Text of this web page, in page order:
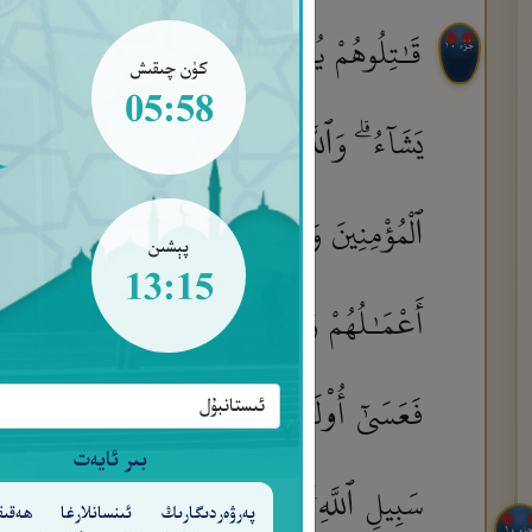
كۈن چىقىش
05:58
پېشىن
13:15
بىر ئايەت
پەرۋەردىگارىڭ ئىنسانلارغا
١٠
جُزْء ١٠ قَـٰتِلُوهُمْ يُعَذِّبْهُمُ ٱللَّهُ بِأَيْدِيكُمْ
يَشَآءُ ۗ وَٱللَّهُ عَلِيمٌ حَكِيمٌ
أَمْ
ٱلْمُؤْمِنِينَ وَلِيجَةً ۚ وَٱللَّهُ خَبِيرٌۢ بِمَا تَعْمَلُونَ
أَعْمَـٰلُهُمْ وَفِى ٱلنَّارِ هُمْ خَـٰلِدُونَ
فَعَسَىٰٓ أُو۟لَـٰٓئِكَ أَن يَكُونُوا۟ مِنَ
سَبِيلِ ٱللَّهِ ۚ لَا يَسْتَوُۥنَ عِندَ ٱللَّهِ